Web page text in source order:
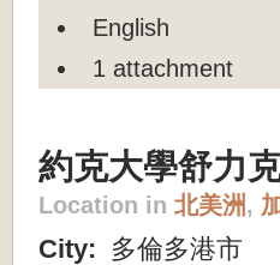
English
1 attachment
約克大學舒力
Location in 北美洲,
City: 多倫多港市